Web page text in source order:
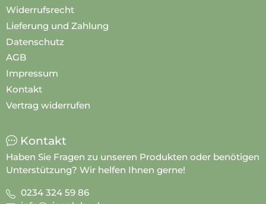
Widerrufsrecht
Lieferung und Zahlung
Datenschutz
AGB
Impressum
Kontakt
Vertrag widerrufen
Kontakt
Haben Sie Fragen zu unseren Produkten oder benötigen
Unterstützung? Wir helfen Ihnen gerne!
0234 324 59 86